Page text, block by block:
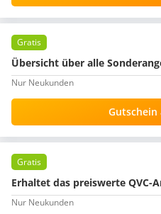
Gratis
Übersicht über alle
Nur Neukunden
Gutschein
Gratis
Erhaltet das preiswerte QVC-
Nur Neukunden